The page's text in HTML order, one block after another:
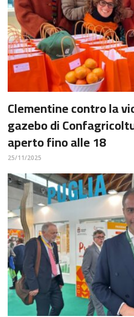
Clementine contro la
gazebo di
aperto fino alle 18
25/11/2025